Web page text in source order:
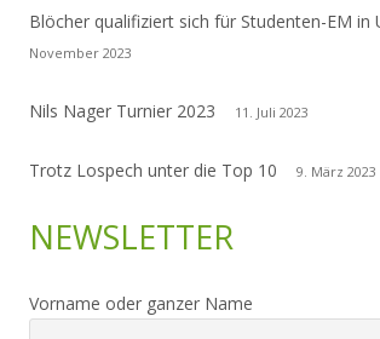
Blöcher qualifiziert sich für Studenten-EM in
November 2023
Nils Nager Turnier 2023 11. Juli 2023
Trotz Lospech unter die Top 10 9. März 2023
NEWSLETTER
Vorname oder ganzer Name